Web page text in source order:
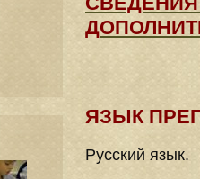
ЯЗЫК
Русский язык.